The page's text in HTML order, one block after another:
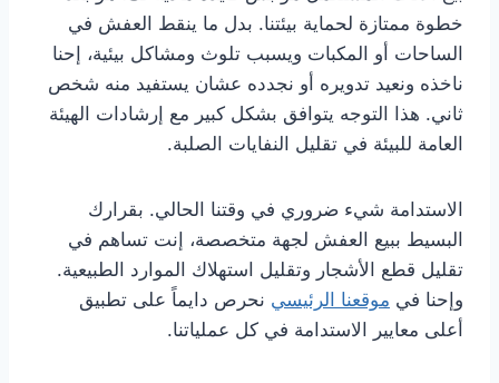
خطوة ممتازة لحماية بيئتنا. بدل ما ينقط العفش في
الساحات أو المكبات ويسبب تلوث ومشاكل بيئية، إحنا
ناخذه ونعيد تدويره أو نجدده عشان يستفيد منه شخص
ثاني. هذا التوجه يتوافق بشكل كبير مع إرشادات الهيئة
العامة للبيئة في تقليل النفايات الصلبة.
الاستدامة شيء ضروري في وقتنا الحالي. بقرارك
البسيط ببيع العفش لجهة متخصصة، إنت تساهم في
تقليل قطع الأشجار وتقليل استهلاك الموارد الطبيعية.
وإحنا في موقعنا الرئيسي نحرص دايماً على تطبيق
أعلى معايير الاستدامة في كل عملياتنا.